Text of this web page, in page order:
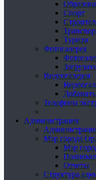
Спорт
Туризм
Фотогалерея
Видеогалерея
Телефоны
Администрация
Мэр города
Мэр
Отчеты
Структура